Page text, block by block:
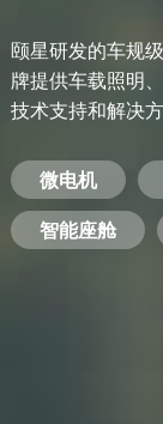
颐星研发的车规
牌提供车载照明
技术支持和解决方
微电机
智能座舱
电池管理系统
工业电焊机
安防摄像头
开关电源
PC电源
电脑
智能农业
智能家居